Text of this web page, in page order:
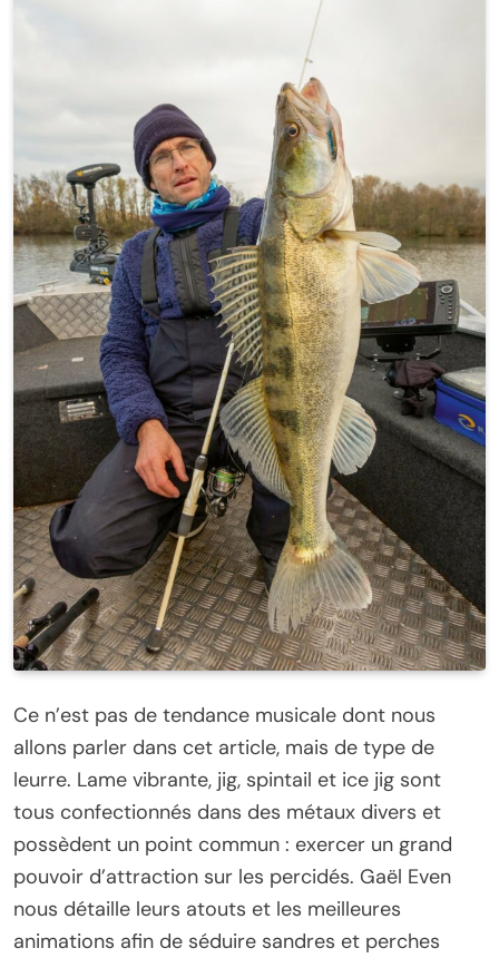
Ce n’est pas de tendance musicale dont nous
allons parler dans cet article, mais de type de
leurre. Lame vibrante, jig, spintail et ice jig sont
tous confectionnés dans des métaux divers et
possèdent un point commun : exercer un grand
pouvoir d’attraction sur les percidés. Gaël Even
nous détaille leurs atouts et les meilleures
animations afin de séduire sandres et perches